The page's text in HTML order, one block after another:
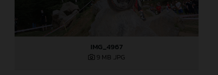
IMG_4967
9 MB .JPG